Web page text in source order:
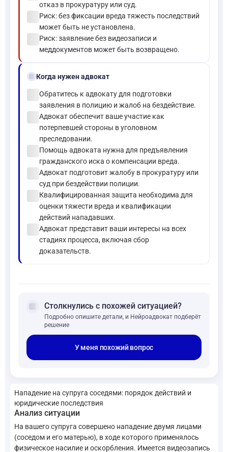
отказ в прокуратуру или суд.
Риск: без фиксации вреда тяжесть последствий
может быть не установлена.
Риск: заявление без видеозаписи и
меддокументов может быть возвращено.
gavelКогда нужен адвокат
Обратитесь к адвокату для подготовки
заявления в полицию и жалоб на бездействие.
Адвокат обеспечит ваше участие как
потерпевшей стороны в уголовном
преследовании.
Помощь адвоката нужна для предъявления
гражданского иска о компенсации вреда.
Адвокат подготовит жалобу в прокуратуру или
суд при бездействии полиции.
Квалифицированная защита необходима для
оценки тяжести вреда и квалификации
действий нападавших.
Адвокат представит ваши интересы на всех
стадиях процесса, включая сбор
доказательств.
forum Столкнулись с похожей ситуацией?
Подробно опишите детали, и Нейроадвокат подберёт
решение
У меня похожий вопрос
Нападение на супруга соседями: порядок действий и
юридические последствия
Анализ ситуации
На вашего супруга совершено нападение двумя лицами
(соседом и его матерью), в ходе которого применялось
физическое насилие и оскорбления. Имеется видеозапись